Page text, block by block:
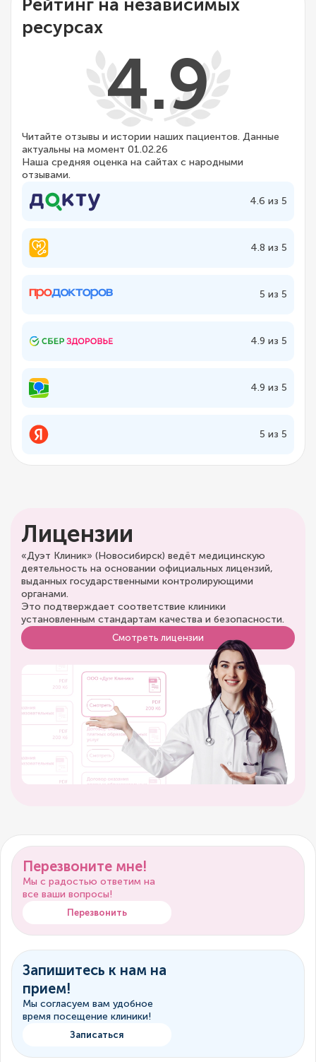
ресурсах
4.9
Читайте отзывы и истории наших пациентов. Данные
актуальны на момент 01.02.26
Наша средняя оценка на сайтах с народными
отзывами.
4.6 из 5
4.8 из 5
5 из 5
4.9 из 5
4.9 из 5
5 из 5
Лицензии
«Дуэт Клиник» (Новосибирск) ведёт медицинскую
деятельность на основании официальных лицензий,
выданных государственными контролирующими
органами.
Это подтверждает соответствие клиники
установленным стандартам качества и безопасности.
Смотреть лицензии
Перезвоните мне!
Мы с радостью ответим на
все ваши вопросы!
Перезвонить
Запишитесь к нам на
прием!
Мы согласуем вам удобное
время посещение клиники!
Записаться